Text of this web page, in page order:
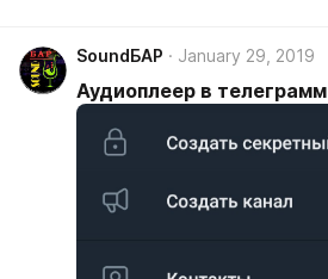
SoundБАР January 29, 2019
Аудиоплеер в телеграмм